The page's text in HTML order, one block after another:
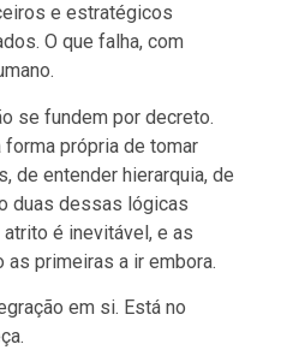
e estratégicos
O que falha, com
se fundem por decreto.
forma própria de tomar
de entender hierarquia, de
duas dessas lógicas
é inevitável, e as
primeiras a ir embora.
em si. Está no